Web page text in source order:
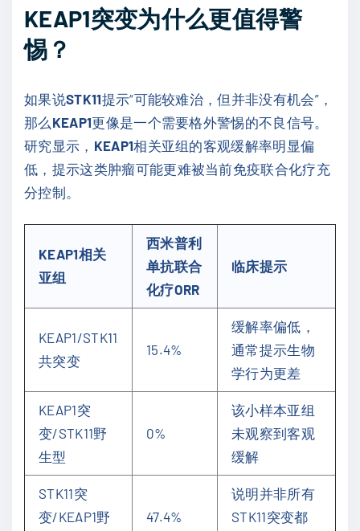
KEAP1突变为什么更值得警
惕？
如果说STK11提示“可能较难治，但并非没有机会”，
那么 KEAP1更像是一个需要格外警惕的不良信号。
研究显示， KEAP1相关亚组的客观缓解率明显偏
低，提示这类肿瘤可能更难被当前免疫联合化疗充
分控制。
KEAP1相关
亚组
西米普利
单抗联合
化疗ORR
临床提示
KEAP1/STK11
共突变
15.4%
缓解率偏低，
通常提示生物
学行为更差
KEAP1突
变/STK11野
生型
0%
该小样本亚组
未观察到客观
缓解
STK11突
变/KEAP1野
47.4%
说明并非所有
STK11突变都